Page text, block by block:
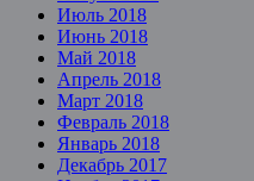
Июль 2018
Июнь 2018
Май 2018
Апрель 2018
Март 2018
Февраль 2018
Январь 2018
Декабрь 2017